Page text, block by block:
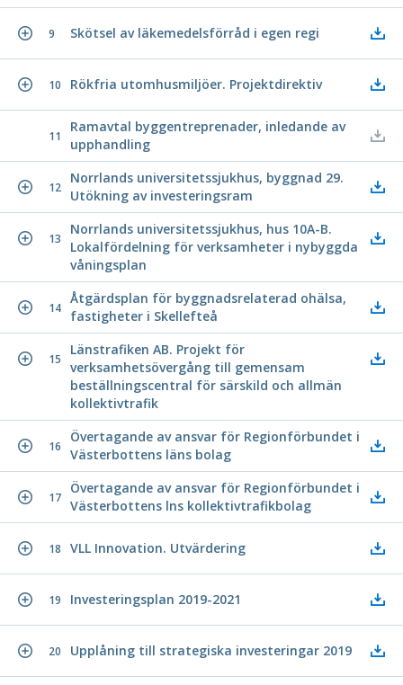
9 Skötsel av läkemedelsförråd i egen regi
10 Rökfria utomhusmiljöer. Projektdirektiv
11
Ramavtal byggentreprenader, inledande av
upphandling
12
Norrlands universitetssjukhus, byggnad 29.
Utökning av investeringsram
13
Norrlands universitetssjukhus, hus 10A-B.
Lokalfördelning för verksamheter i nybyggda
våningsplan
14
Åtgärdsplan för byggnadsrelaterad ohälsa,
fastigheter i Skellefteå
15
Länstrafiken AB. Projekt för
verksamhetsövergång till gemensam
beställningscentral för särskild och allmän
kollektivtrafik
16
Övertagande av ansvar för Regionförbundet i
Västerbottens läns bolag
17
Övertagande av ansvar för Regionförbundet i
Västerbottens lns kollektivtrafikbolag
18 VLL Innovation. Utvärdering
19 Investeringsplan 2019-2021
20 Upplåning till strategiska investeringar 2019